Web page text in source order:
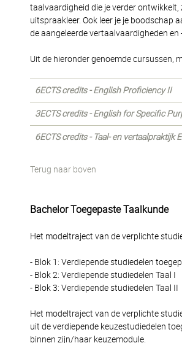
taalvaardigheid die je verder
uitspraakleer. Ook leer je je boodschap
de aangeleerde vertaalvaardigheden en
Uit de hieronder genoemde cursussen,
6ECTS credits - English Proficiency II
3ECTS credits - English for Specific
6ECTS credits - Taal- en vertaalpraktijk
Terug naar boven
Bachelor Toegepaste Taalkunde
Het modeltraject van de verplichte
- Blok 1: Verdiepende studiedelen
- Blok 2: Verdiepende studiedelen Taal I
- Blok 3: Verdiepende studiedelen Taal II
Het modeltraject van de verplichte
uit de verdiepende keuzestudiedelen
binnen zijn/haar keuzemodule.